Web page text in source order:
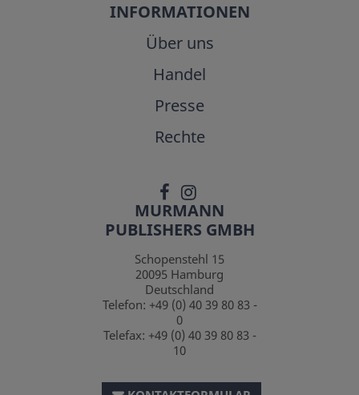
INFORMATIONEN
Über uns
Handel
Presse
Rechte
MURMANN
PUBLISHERS GMBH
Schopenstehl 15
20095 Hamburg
Deutschland
Telefon: +49 (0) 40 39 80 83 -
0
Telefax: +49 (0) 40 39 80 83 -
10